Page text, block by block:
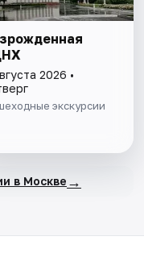
2026 •
экскурсии
в Москве →